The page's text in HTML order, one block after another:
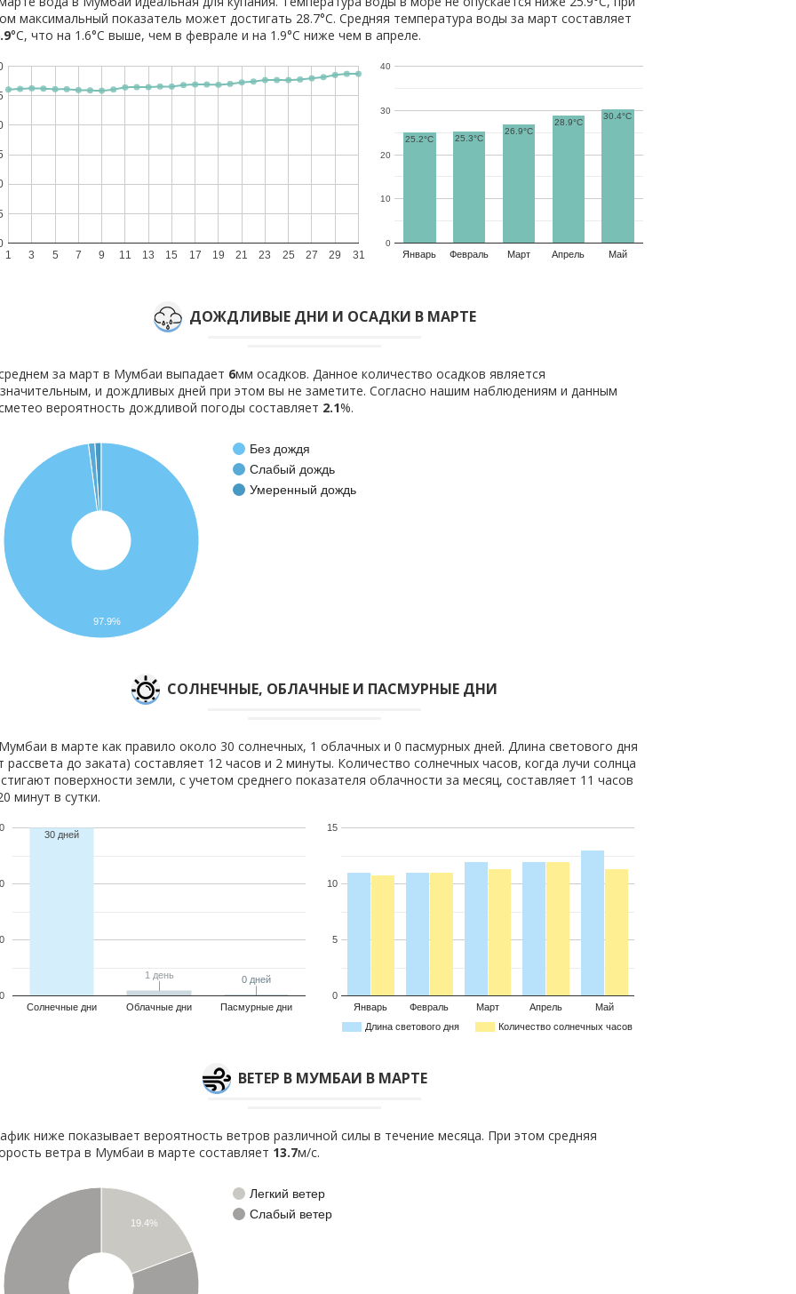
максимальный показатель может достигать 28.7°C. Средняя температура воды за март составляет
°C, что на 1.6°C выше, чем в феврале и на 1.9°C ниже чем в апреле.
1 3 5 7 9 11 13 15 17 19 21 23 25 27 29 31 Январь Февраль Март Апрель Май
0
10
20
30
40
25.2°C 25.3°C
26.9°C
28.9°C
30.4°C
ДОЖДЛИВЫЕ ДНИ И ОСАДКИ В МАРТЕ
за март в Мумбаи выпадает 6мм осадков. Данное количество осадков является
и дождливых дней при этом вы не заметите. Согласно нашим наблюдениям и данным
вероятность дождливой погоды составляет 2.1%.
Без дождя
Слабый дождь
Умеренный дождь
97.9%
CОЛНЕЧНЫЕ, ОБЛАЧНЫЕ И ПАСМУРНЫЕ ДНИ
в марте как правило около 30 солнечных, 1 облачных и 0 пасмурных дней. Длина светового дня
рассвета до заката) составляет 12 часов и 2 минуты. Количество солнечных часов, когда лучи солнца
поверхности земли, с учетом среднего показателя облачности за месяц, составляет 11 часов
минут в сутки.
Солнечные дни Облачные дни Пасмурные дни
0
30 дней
1 день
1 день 0 дней
0 дней
Длина светового дня Количество солнечных часов
Январь Февраль Март Апрель Май
0
5
10
15
ВЕТЕР В МУМБАИ В МАРТЕ
ниже показывает вероятность ветров различной силы в течение месяца. При этом средняя
ветра в Мумбаи в марте составляет 13.7м/с.
Легкий ветер
Слабый ветер
19.4%